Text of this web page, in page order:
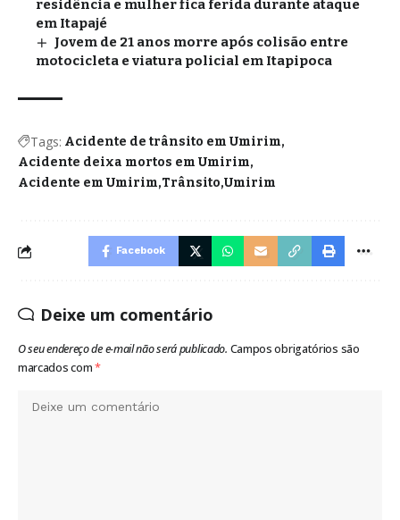
residência e mulher fica ferida durante ataque
em Itapajé
Jovem de 21 anos morre após colisão entre
motocicleta e viatura policial em Itapipoca
Tags: Acidente de trânsito em Umirim
Acidente deixa mortos em Umirim
Acidente em Umirim Trânsito Umirim
Facebook
Deixe um comentário
O seu endereço de e-mail não será publicado. Campos obrigatórios são
marcados com*